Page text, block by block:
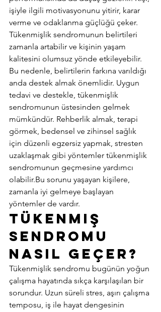
işiyle ilgili motivasyonunu yitirir, karar
verme ve odaklanma güçlüğü çeker.
Tükenmişlik sendromunun belirtileri
zamanla artabilir ve kişinin yaşam
kalitesini olumsuz yönde etkileyebilir.
Bu nedenle, belirtilerin farkına varıldığı
anda destek almak önemlidir. Uygun
tedavi ve destekle, tükenmişlik
sendromunun üstesinden gelmek
mümkündür. Rehberlik almak, terapi
görmek, bedensel ve zihinsel sağlık
için düzenli egzersiz yapmak, stresten
uzaklaşmak gibi yöntemler tükenmişlik
sendromunun geçmesine yardımcı
olabilir.Bu sorunu yaşayan kişilere,
zamanla iyi gelmeye başlayan
yöntemler de vardır.
Tükenmiş
Sendromu
Nasıl Geçer?
Tükenmişlik sendromu bugünün yoğun
çalışma hayatında sıkça karşılaşılan bir
sorundur. Uzun süreli stres, aşırı çalışma
temposu, iş ile hayat dengesinin